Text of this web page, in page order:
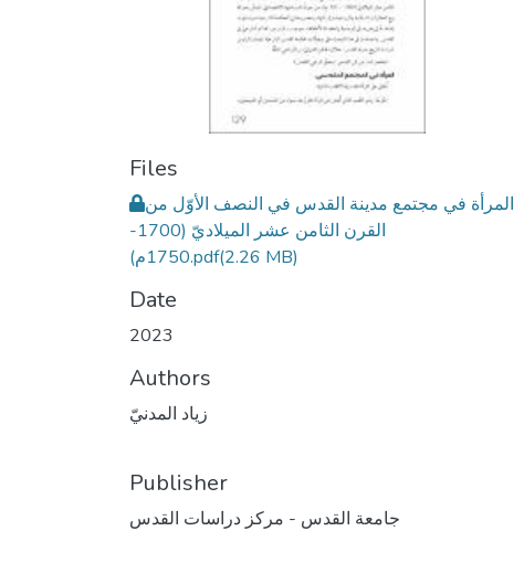
Files
المرأة في مجتمع مدينة القدس في النصف الأوّل من
القرن الثامن عشر الميلاديّ (1700-
1750م).pdf(2.26 MB)
Date
2023
Authors
زياد المدنيّ
Publisher
جامعة القدس - مركز دراسات القدس